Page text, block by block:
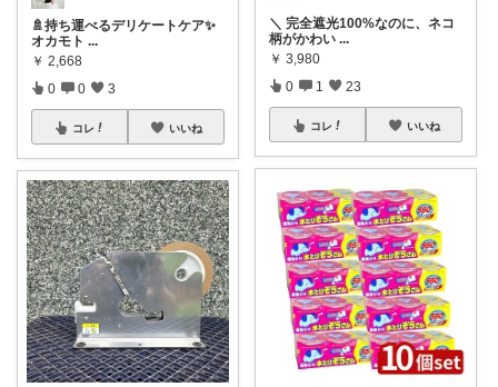
🚿持ち運べるデリケートケア✨
オカモト ...
￥ 2,668
0 0 3
コレ いいね
＼ 完全遮光100%なのに、ネコ
柄がかわい ...
￥ 3,980
0 1 23
コレ いいね